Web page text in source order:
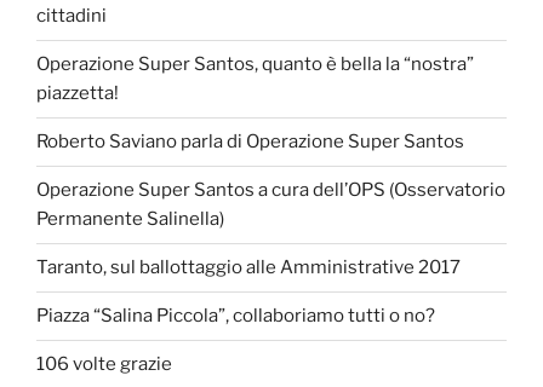
cittadini
Operazione Super Santos, quanto è bella la “nostra”
piazzetta!
Roberto Saviano parla di Operazione Super Santos
Operazione Super Santos a cura dell’OPS (Osservatorio
Permanente Salinella)
Taranto, sul ballottaggio alle Amministrative 2017
Piazza “Salina Piccola”, collaboriamo tutti o no?
106 volte grazie